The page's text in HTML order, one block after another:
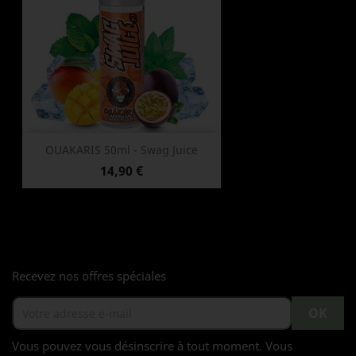
OUAKARIS 50ml - Swag Juice
Prix
14,90 €
Recevez nos offres spéciales
Vous pouvez vous désinscrire à tout moment. Vous